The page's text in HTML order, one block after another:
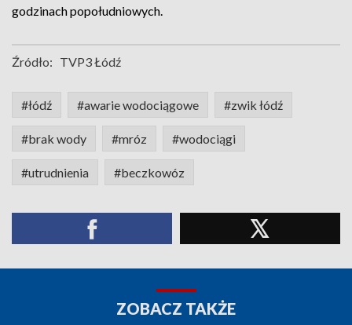
godzinach popołudniowych.
Źródło: TVP3 Łódź
#łódź #awarie wodociągowe #zwik łódź
#brak wody #mróz #wodociągi
#utrudnienia #beczkowóz
ZOBACZ TAKŻE